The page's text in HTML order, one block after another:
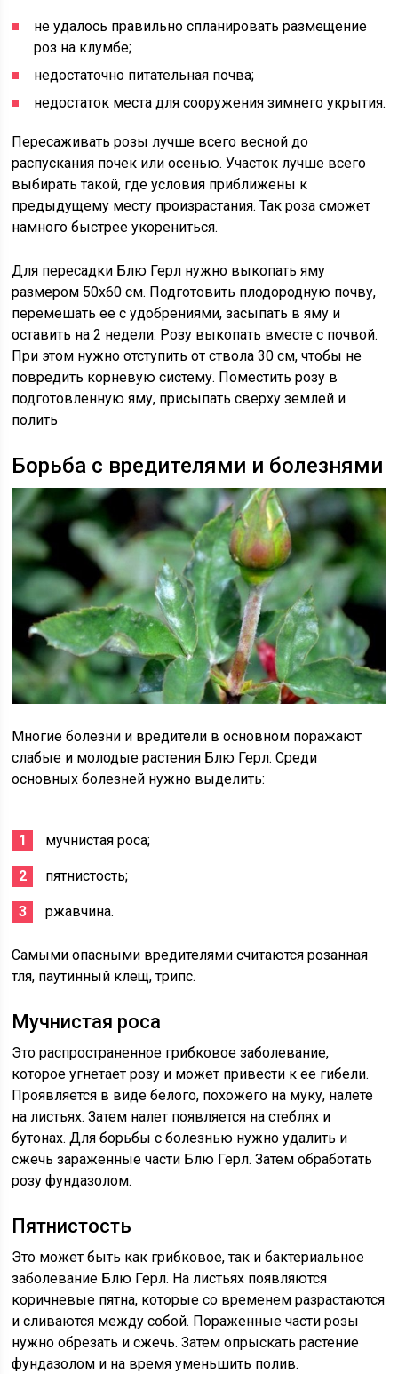
не удалось правильно спланировать размещение
роз на клумбе;
недостаточно питательная почва;
недостаток места для сооружения зимнего укрытия.
Пересаживать розы лучше всего весной до
распускания почек или осенью. Участок лучше всего
выбирать такой, где условия приближены к
предыдущему месту произрастания. Так роза сможет
намного быстрее укорениться.
Для пересадки Блю Герл нужно выкопать яму
размером 50х60 см. Подготовить плодородную почву,
перемешать ее с удобрениями, засыпать в яму и
оставить на 2 недели. Розу выкопать вместе с почвой.
При этом нужно отступить от ствола 30 см, чтобы не
повредить корневую систему. Поместить розу в
подготовленную яму, присыпать сверху землей и
полить
Борьба с вредителями и болезнями
Многие болезни и вредители в основном поражают
слабые и молодые растения Блю Герл. Среди
основных болезней нужно выделить:
мучнистая роса;
пятнистость;
ржавчина.
Самыми опасными вредителями считаются розанная
тля, паутинный клещ, трипс.
Мучнистая роса
Это распространенное грибковое заболевание,
которое угнетает розу и может привести к ее гибели.
Проявляется в виде белого, похожего на муку, налете
на листьях. Затем налет появляется на стеблях и
бутонах. Для борьбы с болезнью нужно удалить и
сжечь зараженные части Блю Герл. Затем обработать
розу фундазолом.
Пятнистость
Это может быть как грибковое, так и бактериальное
заболевание Блю Герл. На листьях появляются
коричневые пятна, которые со временем разрастаются
и сливаются между собой. Пораженные части розы
нужно обрезать и сжечь. Затем опрыскать растение
фундазолом и на время уменьшить полив.